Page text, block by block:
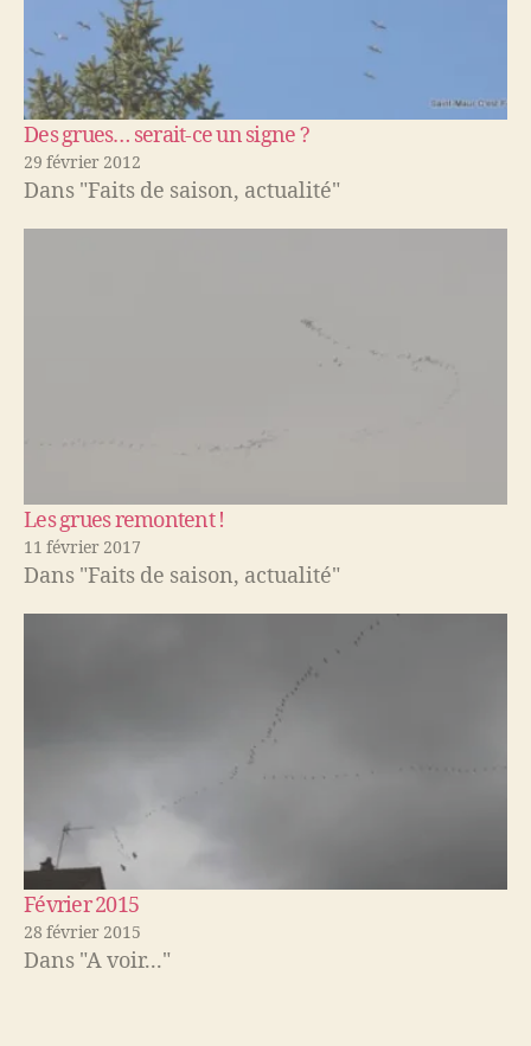
Des grues… serait-ce un signe ?
29 février 2012
Dans "Faits de saison, actualité"
Les grues remontent !
11 février 2017
Dans "Faits de saison, actualité"
Février 2015
28 février 2015
Dans "A voir..."